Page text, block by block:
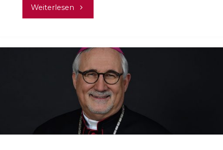
Weiterlesen "Hausaufgaben
mit
dem
Internet"